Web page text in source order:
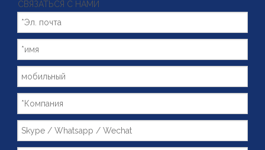
СВЯЗАТЬСЯ С НАМИ